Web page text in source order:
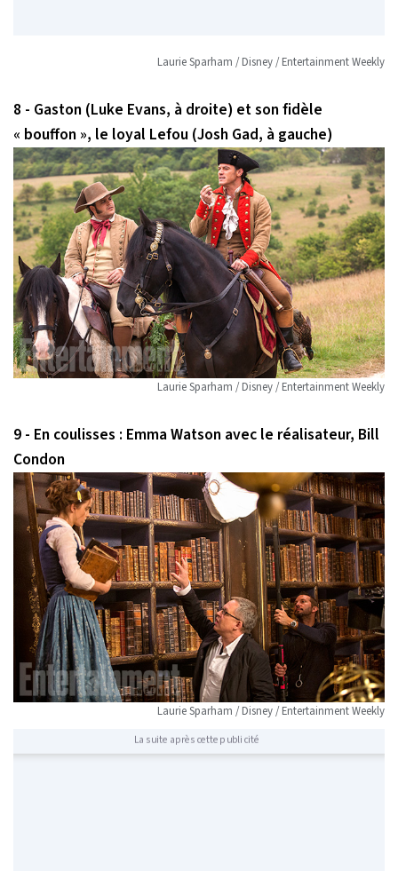
Laurie Sparham / Disney / Entertainment Weekly
8 - Gaston (Luke Evans, à droite) et son fidèle
« bouffon », le loyal Lefou (Josh Gad, à gauche)
Laurie Sparham / Disney / Entertainment Weekly
9 - En coulisses : Emma Watson avec le réalisateur, Bill
Condon
Laurie Sparham / Disney / Entertainment Weekly
La suite après cette publicité